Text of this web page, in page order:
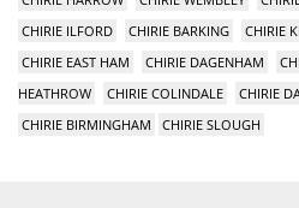
CHIRIE ILFORD
CHIRIE BARKING CHIRIE
CHIRIE EAST HAM
CHIRIE DAGENHAM
HEATHROW
CHIRIE COLINDALE CHIRIE
CHIRIE BIRMINGHAM
CHIRIE SLOUGH